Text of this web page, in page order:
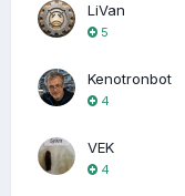
LiVan
5
Kenotronbot
4
VEK
4